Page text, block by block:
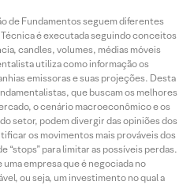
de Fundamentos seguem diferentes
é executada seguindo conceitos
candles, volumes, médias móveis
utiliza como informação os
emissoras e suas projeções. Desta
que buscam os melhores
o cenário macroeconômico e os
setor, podem divergir das opiniões dos
os movimentos mais prováveis dos
“stops” para limitar as possíveis perdas.
empresa que é negociada no
ou seja, um investimento no qual a